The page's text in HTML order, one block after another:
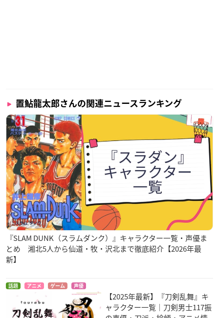
置鮎龍太郎さんの関連ニュースランキング
『SLAM DUNK（スラムダンク）』キャラクター一覧・声優ま
とめ 湘北5人から仙道・牧・沢北まで徹底紹介【2026年最
新】
話題 アニメ ゲーム 声優
【2025年最新】『刀剣乱舞』キ
ャラクター一覧｜刀剣男士117振